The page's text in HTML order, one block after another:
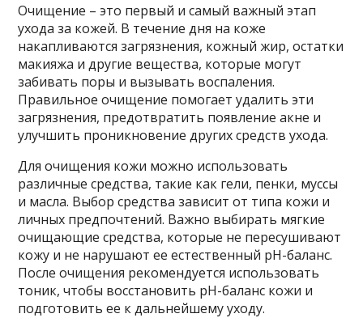
Очищение – это первый и самый важный этап
ухода за кожей. В течение дня на коже
накапливаются загрязнения, кожный жир, остатки
макияжа и другие вещества, которые могут
забивать поры и вызывать воспаления.
Правильное очищение помогает удалить эти
загрязнения, предотвратить появление акне и
улучшить проникновение других средств ухода.
Для очищения кожи можно использовать
различные средства, такие как гели, пенки, муссы
и масла. Выбор средства зависит от типа кожи и
личных предпочтений. Важно выбирать мягкие
очищающие средства, которые не пересушивают
кожу и не нарушают ее естественный pH-баланс.
После очищения рекомендуется использовать
тоник, чтобы восстановить pH-баланс кожи и
подготовить ее к дальнейшему уходу.